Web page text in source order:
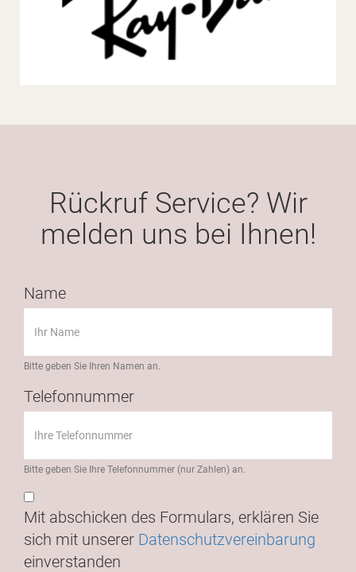
Rückruf Service? Wir
melden uns bei Ihnen!
Name
Bitte geben Sie Ihren Namen an.
Telefonnummer
Bitte geben Sie Ihre Telefonnummer (nur Zahlen) an.
Mit abschicken des Formulars, erklären Sie
sich mit unserer Datenschutzvereinbarung
einverstanden